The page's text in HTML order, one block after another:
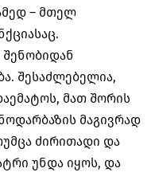
– მთელ
შესაძლებელია,
მათ შორის
მაგივრად
ძირითადი და
უნდა იყოს, და